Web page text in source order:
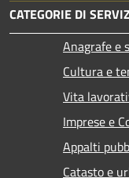
CATEGORIE DI
Anagrafe e
Cultura e
Vita
Imprese e
Appalti
Catasto e